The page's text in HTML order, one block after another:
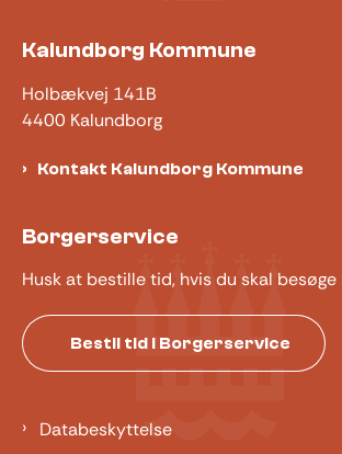
Kalundborg Kommune
Holbækvej 141B
4400 Kalundborg
Kontakt Kalundborg Kommune
Borgerservice
Husk at bestille tid, hvis du skal
Bestil tid i Borgerservice
Databeskyttelse